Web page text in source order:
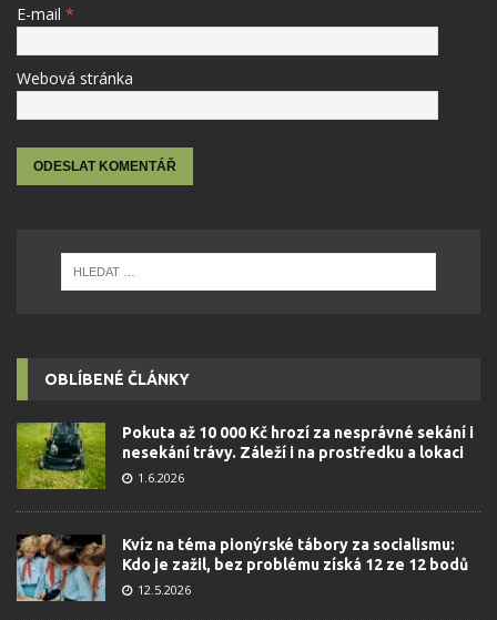
E-mail *
Webová stránka
OBLÍBENÉ ČLÁNKY
Pokuta až 10 000 Kč hrozí za nesprávné sekání i
nesekání trávy. Záleží i na prostředku a lokaci
1.6.2026
Kvíz na téma pionýrské tábory za socialismu:
Kdo je zažil, bez problému získá 12 ze 12 bodů
12.5.2026